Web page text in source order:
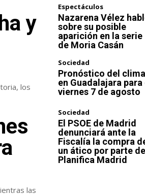
y
los
las
Espectáculos
Nazarena Vélez
sobre su posible
aparición en la serie
de Moria Casán
Sociedad
Pronóstico del clima
en Guadalajara para
viernes 7 de agosto
Sociedad
El PSOE de Madrid
denunciará ante la
Fiscalía la compra
un ático por parte de
Planifica Madrid